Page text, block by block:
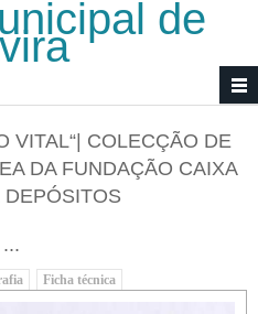
de
VITAL“| COLECÇÃO DE
DA FUNDAÇÃO CAIXA
DEPÓSITOS
...
ativo)Ficha técnica